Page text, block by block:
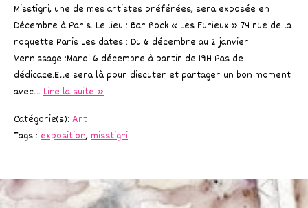
Misstigri, une de mes artistes préférées, sera exposée en
Décembre à Paris. Le lieu : Bar Rock « Les Furieux » 74 rue de la
roquette Paris Les dates : Du 6 décembre au 2 janvier
Vernissage :Mardi 6 décembre à partir de 19H Pas de
dédicace.Elle sera là pour discuter et partager un bon moment
avec… Lire la suite »
Catégorie(s): Art
Tags : exposition,misstigri